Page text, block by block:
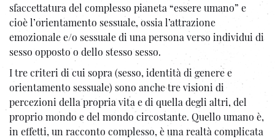
sfaccettatura del complesso pianeta “essere umano” e
cioè l’orientamento sessuale, ossia l’attrazione
emozionale e/o sessuale di una persona verso individui di
sesso opposto o dello stesso sesso.
I tre criteri di cui sopra (sesso, identità di genere e
orientamento sessuale) sono anche tre visioni di
percezioni della propria vita e di quella degli altri, del
proprio mondo e del mondo circostante. Quello umano è,
in effetti, un racconto complesso, è una realtà complicata